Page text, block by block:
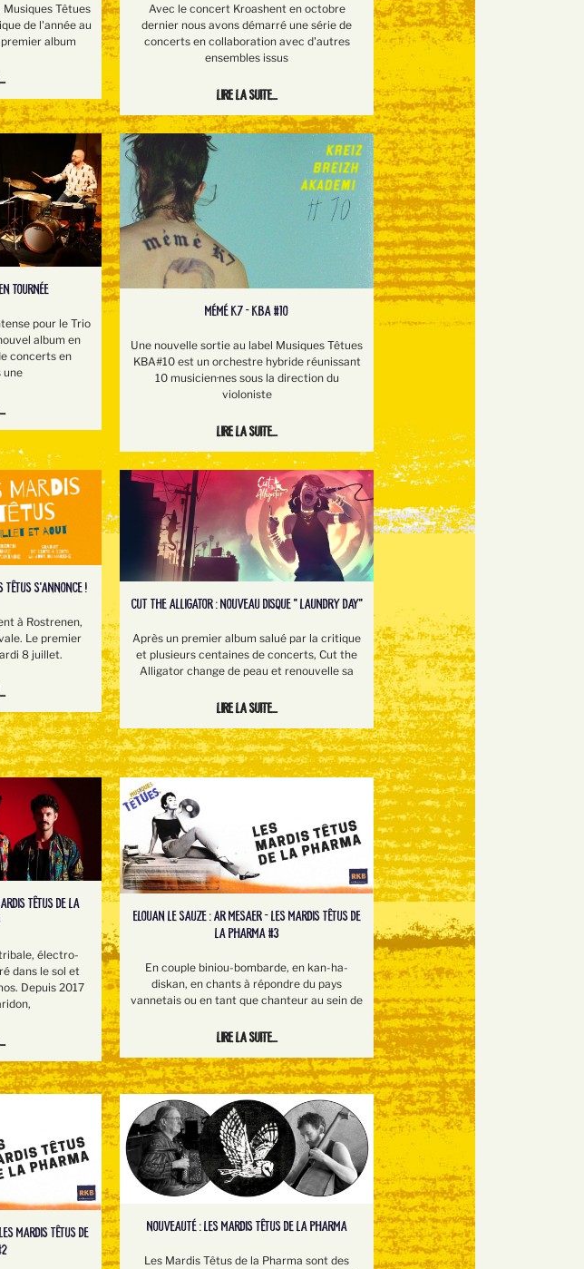
Têtues
de l'année au
album
Avec le concert Kroashent en octobre
dernier nous avons démarré une série de
concerts en collaboration avec d'autres
ensembles issus
Lire la suite...
TOURNÉE
pour le Trio
album en
concerts en
une
MÉMÉ K7 - KBA #10
Une nouvelle sortie au label Musiques Têtues
KBA#10 est un orchestre hybride réunissant
10 musicien·nes sous la direction du
violoniste
Lire la suite...
TÊTUS S'ANNONCE !
à Rostrenen,
Le premier
8 juillet.
CUT THE ALLIGATOR : NOUVEAU DISQUE " LAUNDRY DAY"
Après un premier album salué par la critique
et plusieurs centaines de concerts, Cut the
Alligator change de peau et renouvelle sa
Lire la suite...
TÊTUS DE LA
électro-
dans le sol et
Depuis 2017
ELOUAN LE SAUZE : AR MESAER - LES MARDIS TÊTUS DE
LA PHARMA #3
En couple biniou-bombarde, en kan-ha-
diskan, en chants à répondre du pays
vannetais ou en tant que chanteur au sein de
Lire la suite...
MARDIS TÊTUS DE
NOUVEAUTÉ : LES MARDIS TÊTUS DE LA PHARMA
Les Mardis Têtus de la Pharma sont des